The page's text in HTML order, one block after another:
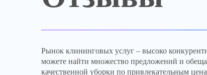
Рынок клининговых услуг – высоко
можете найти множество предложений и
качественной уборки по привлекательным